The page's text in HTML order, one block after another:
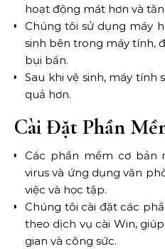
hoạt động mát hơn và
Chúng tôi sử dụng máy
sinh bên trong máy tính,
bụi bẩn.
Sau khi vệ sinh, máy tính
quả hơn.
Cài Đặt Phần
Các phần mềm cơ bản
virus và ứng dụng văn
việc và học tập.
Chúng tôi cài đặt các
theo dịch vụ cài Win,
gian và công sức.